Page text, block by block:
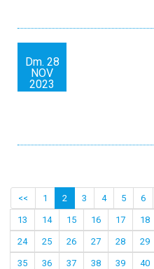
Dm. 28
NOV
2023
<< 1 2 3 4 5 6
13 14 15 16 17 18
24 25 26 27 28 29
35 36 37 38 39 40